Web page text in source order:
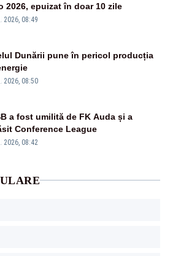
2026, epuizat în doar 10 zile
2026, 08:49
Dunării pune în pericol producția
2026, 08:50
a fost umilită de FK Auda și a
Conference League
2026, 08:42